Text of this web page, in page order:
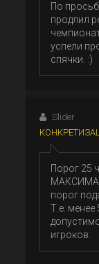
По
продлил
успели
спячки. :)
Slider
Порог 25
порог
Т.е.
игроков.